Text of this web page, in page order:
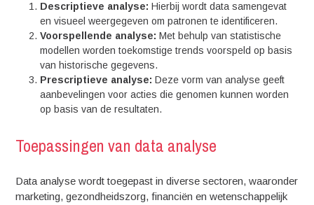
Descriptieve analyse: Hierbij wordt data samengevat
en visueel weergegeven om patronen te identificeren.
Voorspellende analyse: Met behulp van statistische
modellen worden toekomstige trends voorspeld op basis
van historische gegevens.
Prescriptieve analyse: Deze vorm van analyse geeft
aanbevelingen voor acties die genomen kunnen worden
op basis van de resultaten.
Toepassingen van data analyse
Data analyse wordt toegepast in diverse sectoren, waaronder
marketing, gezondheidszorg, financiën en wetenschappelijk